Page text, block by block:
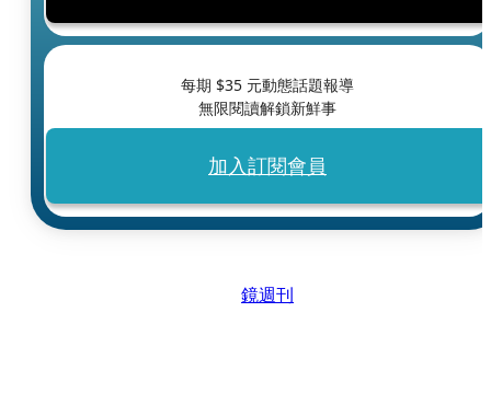
每期 $35 元動態話題報導
無限閱讀解鎖新鮮事
加入訂閱會員
鏡週刊